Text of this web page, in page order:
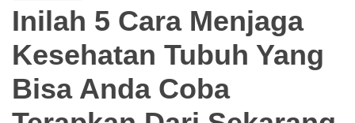
Inilah 5 Cara Menjaga
Kesehatan Tubuh Yang
Bisa Anda Coba